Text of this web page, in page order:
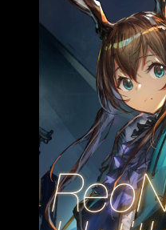
https://
v=N4zsXxYMNvU
VII 重製版 https://
v=mkRMphI5oJM